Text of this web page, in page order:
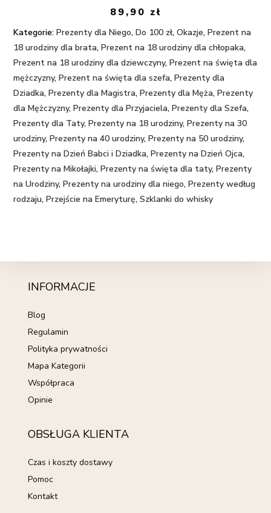
89,90 zł
Kategorie: Prezenty dla Niego,Do 100 zł,Okazje,Prezent na
18 urodziny dla brata,Prezent na 18 urodziny dla chłopaka,
Prezent na 18 urodziny dla dziewczyny,Prezent na święta dla
mężczyzny,Prezent na święta dla szefa,Prezenty dla
Dziadka,Prezenty dla Magistra,Prezenty dla Męża,Prezenty
dla Mężczyzny,Prezenty dla Przyjaciela,Prezenty dla Szefa,
Prezenty dla Taty,Prezenty na 18 urodziny,Prezenty na 30
urodziny,Prezenty na 40 urodziny,Prezenty na 50 urodziny,
Prezenty na Dzień Babci i Dziadka,Prezenty na Dzień Ojca,
Prezenty na Mikołajki,Prezenty na święta dla taty,Prezenty
na Urodziny,Prezenty na urodziny dla niego,Prezenty według
rodzaju,Przejście na Emeryturę,Szklanki do whisky
INFORMACJE
Blog
Regulamin
Polityka prywatności
Mapa Kategorii
Współpraca
Opinie
OBSŁUGA KLIENTA
Czas i koszty dostawy
Pomoc
Kontakt